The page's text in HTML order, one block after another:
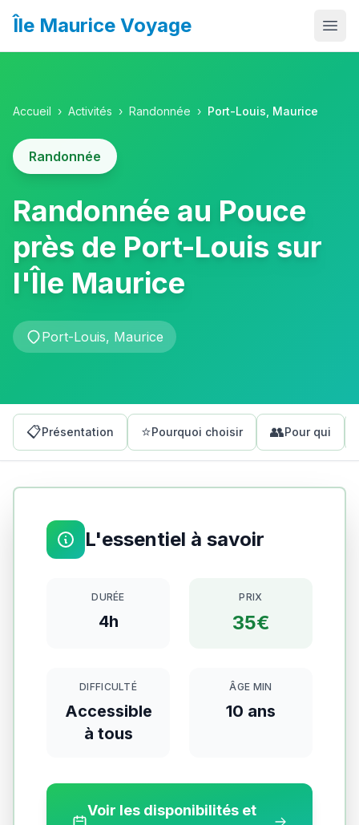
Île Maurice Voyage
Que faire
Où aller
Itinéraires
Budget
Quand partir
Infos pratiques
Activités
Accueil › Activités › Randonnée › Port-Louis, Maurice
Randonnée
Randonnée au Pouce
près de Port-Louis sur
l'Île Maurice
Port-Louis, Maurice
📋Présentation ⭐Pourquoi choisir 👥Pour qui
L'essentiel à savoir
DURÉE
4h
PRIX
35€
DIFFICULTÉ
Accessible
à tous
ÂGE MIN
10 ans
Voir les disponibilités et